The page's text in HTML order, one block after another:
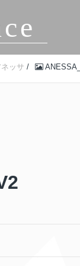
ッサ /